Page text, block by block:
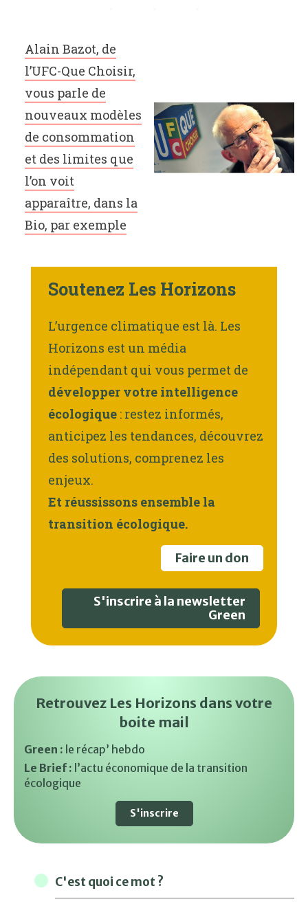
Alain Bazot, de
l’UFC-Que Choisir,
vous parle de
nouveaux modèles
de consommation
et des limites que
l’on voit
apparaître, dans la
Bio, par exemple
Soutenez Les Horizons
L’urgence climatique est là. Les
Horizons est un média
indépendant qui vous permet de
développer votre intelligence
écologique : restez informés,
anticipez les tendances, découvrez
des solutions, comprenez les
enjeux.
Et réussissons ensemble la
transition écologique.
Faire un don
S'inscrire à la newsletter
Green
Retrouvez Les Horizons dans votre
boite mail
Green : le récap’ hebdo
Le Brief : l’actu économique de la transition
écologique
S'inscrire
C'est quoi ce mot ?